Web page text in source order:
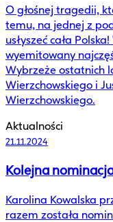
O głośnej tragedii,
temu, na jednej z
usłyszeć cała
wyemitowany
Wybrzeże ostatnich
Wierzchowskiego i
Wierzchowskiego.
Aktualności
21.11.2024
Kolejna
Karolina Kowalska
razem została